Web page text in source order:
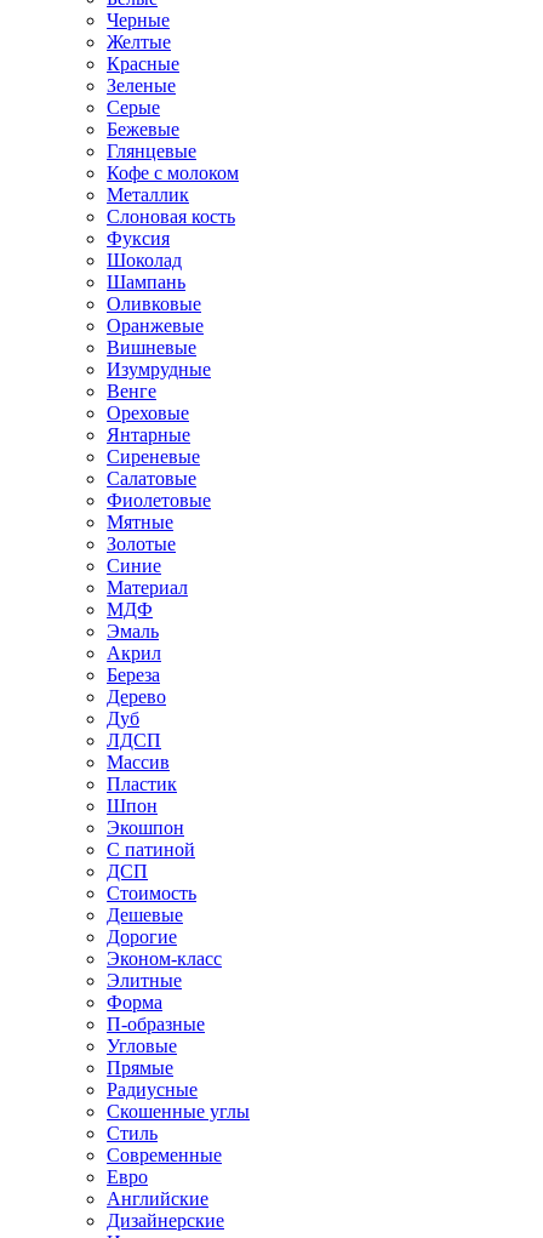
Черные
Желтые
Красные
Зеленые
Серые
Бежевые
Глянцевые
Кофе с молоком
Металлик
Слоновая кость
Фуксия
Шоколад
Шампань
Оливковые
Оранжевые
Вишневые
Изумрудные
Венге
Ореховые
Янтарные
Сиреневые
Салатовые
Фиолетовые
Мятные
Золотые
Синие
Материал
МДФ
Эмаль
Акрил
Береза
Дерево
Дуб
ЛДСП
Массив
Пластик
Шпон
Экошпон
С патиной
ДСП
Стоимость
Дешевые
Дорогие
Эконом-класс
Элитные
Форма
П-образные
Угловые
Прямые
Радиусные
Скошенные углы
Стиль
Современные
Евро
Английские
Дизайнерские